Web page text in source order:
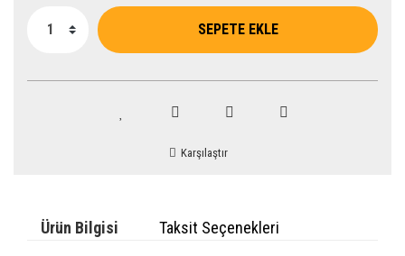
SEPETE EKLE
Karşılaştır
Ürün Bilgisi Taksit Seçenekleri